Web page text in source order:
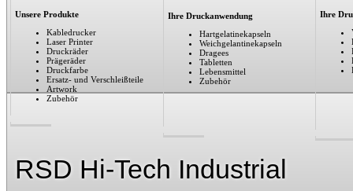
Unsere Produkte
Kabledrucker
Laser Printer
Druckräder
Prägeräder
Druckfarbe
Ersatz- und Verschleißteile
Artwork
Zubehör
Ihre Druckanwendung
Hartgelatinekapseln
Weichgelantinekapseln
Dragees
Tabletten
Lebensmittel
Zubehör
Ihre
RSD Hi-Tech Industrial